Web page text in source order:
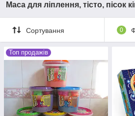
Маса для ліплення, тісто, пісок
Сортування 0
Топ продажів